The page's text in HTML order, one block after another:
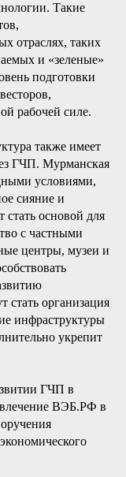
Такие
отраслях, таких
и «зеленые»
подготовки
рабочей силе.
также имеет
ГЧП. Мурманская
условиями,
сияние и
основой для
с частными
центры, музеи и
стать организация
инфраструктуры
укрепит
ГЧП в
ВЭБ.РФ в